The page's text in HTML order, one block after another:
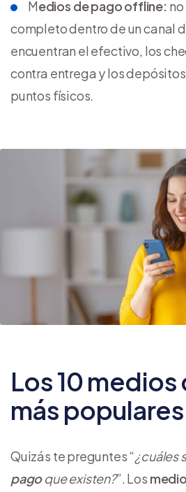
Medios de pago offline:
completo dentro de un canal
encuentran el efectivo, los
contra entrega y los
puntos físicos.
Los 10
más populares
Quizás te preguntes “¿cuáles
pagoque existen?”. Los